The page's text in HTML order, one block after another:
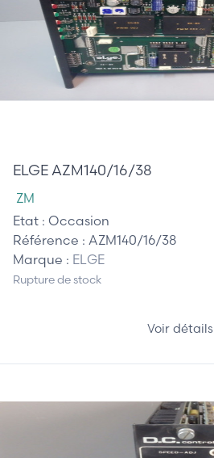
ELGE AZM140/16/38
ZM
Etat : Occasion
Référence : AZM140/16/38
Marque : ELGE
Rupture de stock
Voir détails